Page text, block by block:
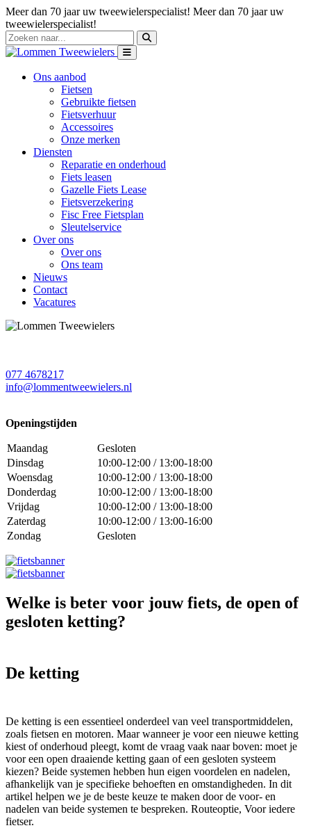
Meer dan 70 jaar uw tweewielerspecialist! Meer dan 70 jaar uw
tweewielerspecialist!
Ons aanbod
Fietsen
Gebruikte fietsen
Fietsverhuur
Accessoires
Onze merken
Diensten
Reparatie en onderhoud
Fiets leasen
Gazelle Fiets Lease
Fietsverzekering
Fisc Free Fietsplan
Sleutelservice
Over ons
Over ons
Ons team
Nieuws
Contact
Vacatures
077 4678217
info@lommentweewielers.nl
Openingstijden
Maandag
Gesloten
Dinsdag
10:00-12:00 / 13:00-18:00
Woensdag
10:00-12:00 / 13:00-18:00
Donderdag
10:00-12:00 / 13:00-18:00
Vrijdag
10:00-12:00 / 13:00-18:00
Zaterdag
10:00-12:00 / 13:00-16:00
Zondag
Gesloten
Welke is beter voor jouw fiets, de open of
gesloten ketting?
De ketting
De ketting is een essentieel onderdeel van veel transportmiddelen,
zoals fietsen en motoren. Maar wanneer je voor een nieuwe ketting
kiest of onderhoud pleegt, komt de vraag vaak naar boven: moet je
voor een open draaiende ketting gaan of een gesloten systeem
kiezen? Beide systemen hebben hun eigen voordelen en nadelen,
afhankelijk van je specifieke behoeften en omstandigheden. In dit
artikel helpen we je de beste keuze te maken door de voor- en
nadelen van beide systemen te bespreken. Routeoptie, Voor iedere
fietser.